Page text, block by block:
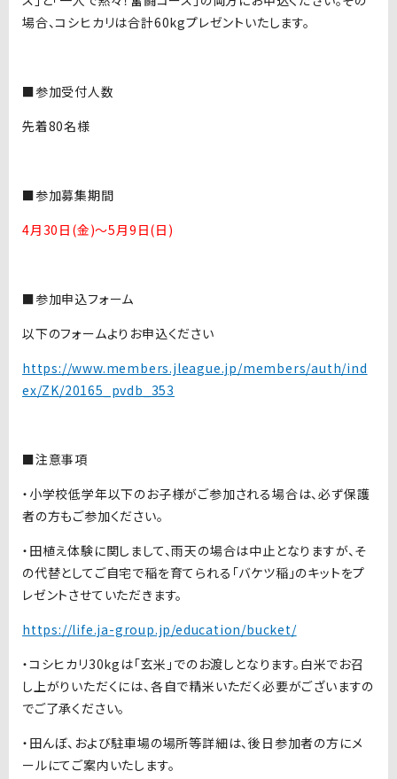
場合、コシヒカリは合計60kgプレゼントいたします。
■参加受付人数
先着80名様
■参加募集期間
4月30日(金)～5月9日(日)
■参加申込フォーム
以下のフォームよりお申込ください
https://www.members.jleague.jp/members/auth/ind
ex/ZK/20165_pvdb_353
■注意事項
・小学校低学年以下のお子様がご参加される場合は、必ず保護
者の方もご参加ください。
・田植え体験に関しまして、雨天の場合は中止となりますが、そ
の代替としてご自宅で稲を育てられる「バケツ稲」のキットをプ
レゼントさせていただきます。
https://life.ja-group.jp/education/bucket/
・コシヒカリ30kgは「玄米」でのお渡しとなります。白米でお召
し上がりいただくには、各自で精米いただく必要がございますの
でご了承ください。
・田んぼ、および駐車場の場所等詳細は、後日参加者の方にメ
ールにてご案内いたします。